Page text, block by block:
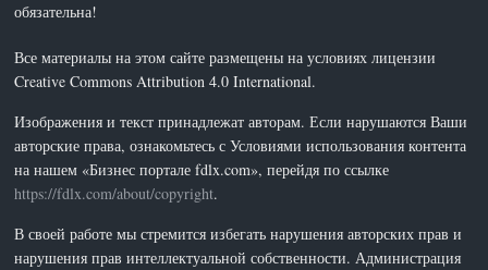
обязательна!
Все материалы на этом сайте размещены на условиях лицензии
Creative Commons Attribution 4.0 International.
Изображения и текст принадлежат авторам. Если нарушаются Ваши
авторские права, ознакомьтесь с Условиями использования контента
на нашем «Бизнес портале fdlx.com», перейдя по ссылке
https://fdlx.com/about/copyright.
В своей работе мы стремится избегать нарушения авторских прав и
нарушения прав интеллектуальной собственности. Администрация